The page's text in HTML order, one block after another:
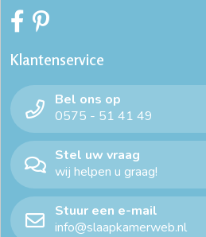
Klantenservice
Bel ons op
0575 - 51 41 49
Stel uw vraag
wij helpen u graag!
Stuur een e-mail
info@slaapkamerweb.nl